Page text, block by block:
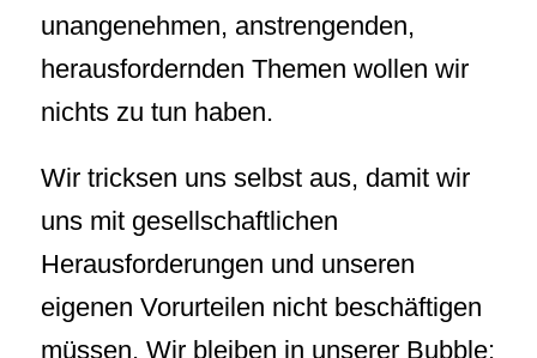
unangenehmen, anstrengenden,
herausfordernden Themen wollen wir
nichts zu tun haben.
Wir tricksen uns selbst aus, damit wir
uns mit gesellschaftlichen
Herausforderungen und unseren
eigenen Vorurteilen nicht beschäftigen
müssen. Wir bleiben in unserer Bubble: